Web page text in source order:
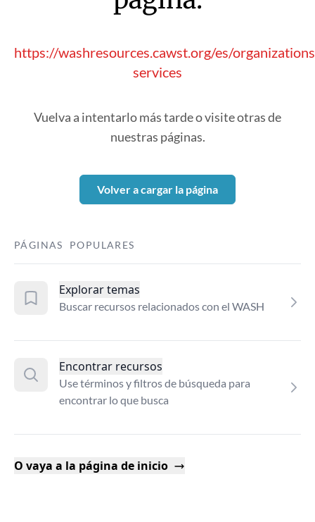
https://washresources.cawst.org/es/
services
Vuelva a intentarlo más tarde o visite otras de
nuestras páginas.
Volver a cargar la página
PÁGINAS POPULARES
Explorar temas
Buscar recursos relacionados con el WASH
Encontrar recursos
Use términos y filtros de búsqueda para
encontrar lo que busca
O vaya a la página de inicio